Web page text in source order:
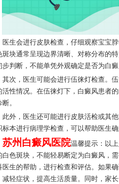
会进行皮肤检查，仔细观察宝宝脖
斑块通常呈现边界清晰、对称分布的
步判断，不能单凭外观确定是否为白癜
，医生可能会进行伍徕灯检查。伍
活性情况。在伍徕灯下，白癜风患者
。
，医生还可能进行皮肤活检或其他
标本进行病理学检查，可以帮助医生
苏州白癜风医院温馨提示：以
白色斑块，不能轻易断定为白癜风，
医生的帮助，进行检查和评估。如果
减轻症状，提高生活质量。同时，家